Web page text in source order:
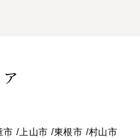
/上山市 /東根市 /村山市